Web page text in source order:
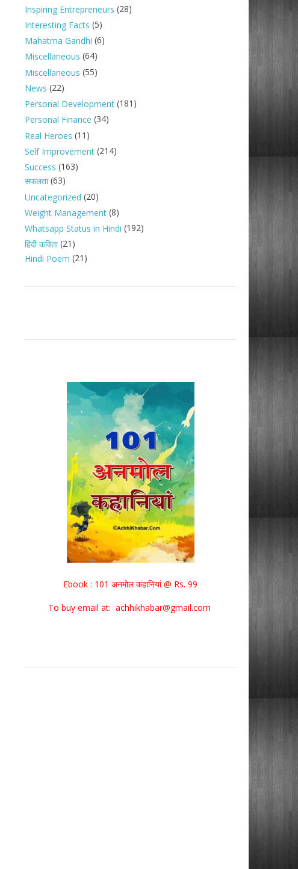
Inspiring Entrepreneurs (28)
Interesting Facts (5)
Mahatma Gandhi (6)
Miscellaneous (64)
Miscellaneous (55)
News (22)
Personal Development(181)
Personal Finance (34)
Real Heroes (11)
Self Improvement(214)
Success (163)
सफलता(63)
Uncategorized (20)
Weight Management(8)
Whatsapp Status in Hindi (192)
हिंदी कविता(21)
Hindi Poem (21)
Ebook : 101 अनमोल कहानियां @ Rs. 99
To buy email at: achhikhabar@gmail.com